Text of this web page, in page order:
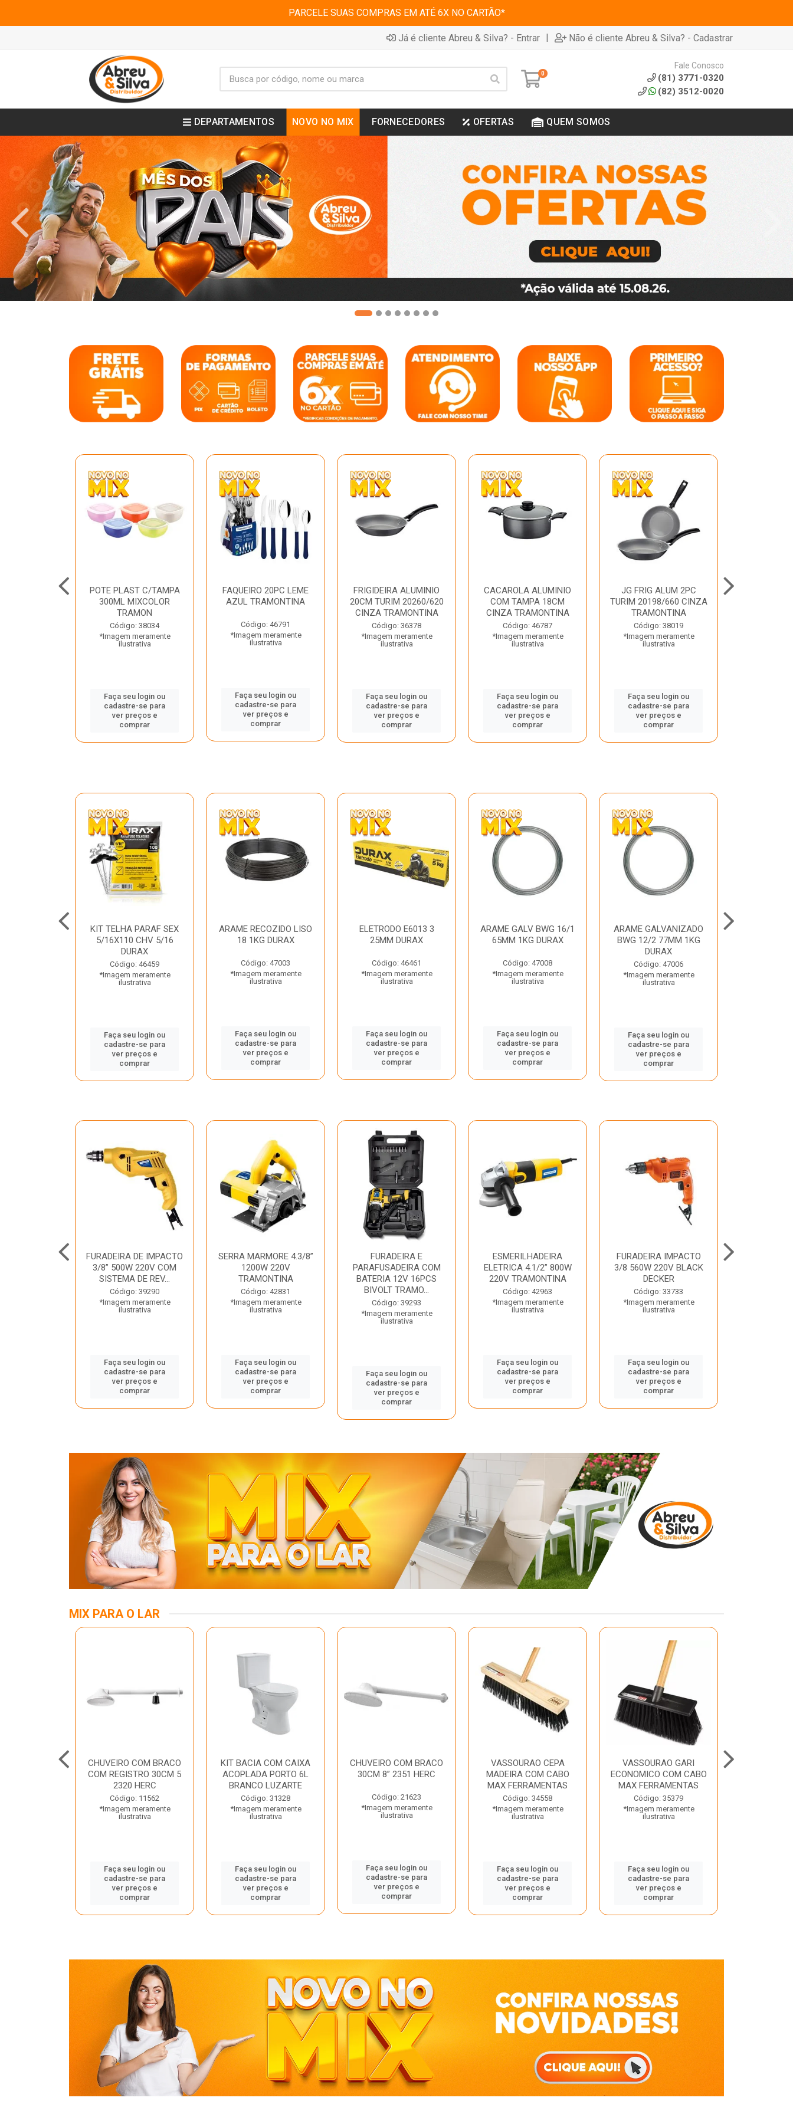
PARCELE SUAS COMPRAS EM ATÉ 6X NO CARTÃO*
Já é cliente Abreu & Silva? - Entrar | Não é cliente Abreu & Silva? - Cadastrar
0
Fale Conosco
(81) 3771-0320
(82) 3512-0020
DEPARTAMENTOS NOVO NO MIX FORNECEDORES OFERTAS QUEM SOMOS
POTE PLAST C/TAMPA
300ML MIXCOLOR
TRAMON
Código: 38034
*Imagem meramente
ilustrativa
Faça seu login ou
cadastre-se para
ver preços e
comprar
FAQUEIRO 20PC LEME
AZUL TRAMONTINA
Código: 46791
*Imagem meramente
ilustrativa
Faça seu login ou
cadastre-se para
ver preços e
comprar
FRIGIDEIRA ALUMINIO
20CM TURIM 20260/620
CINZA TRAMONTINA
Código: 36378
*Imagem meramente
ilustrativa
Faça seu login ou
cadastre-se para
ver preços e
comprar
CACAROLA ALUMINIO
COM TAMPA 18CM
CINZA TRAMONTINA
Código: 46787
*Imagem meramente
ilustrativa
Faça seu login ou
cadastre-se para
ver preços e
comprar
JG FRIG ALUM 2PC
TURIM 20198/660 CINZA
TRAMONTINA
Código: 38019
*Imagem meramente
ilustrativa
Faça seu login ou
cadastre-se para
ver preços e
comprar
KIT TELHA PARAF SEX
5/16X110 CHV 5/16
DURAX
Código: 46459
*Imagem meramente
ilustrativa
Faça seu login ou
cadastre-se para
ver preços e
comprar
ARAME RECOZIDO LISO
18 1KG DURAX
Código: 47003
*Imagem meramente
ilustrativa
Faça seu login ou
cadastre-se para
ver preços e
comprar
ELETRODO E6013 3
25MM DURAX
Código: 46461
*Imagem meramente
ilustrativa
Faça seu login ou
cadastre-se para
ver preços e
comprar
ARAME GALV BWG 16/1
65MM 1KG DURAX
Código: 47008
*Imagem meramente
ilustrativa
Faça seu login ou
cadastre-se para
ver preços e
comprar
ARAME GALVANIZADO
BWG 12/2 77MM 1KG
DURAX
Código: 47006
*Imagem meramente
ilustrativa
Faça seu login ou
cadastre-se para
ver preços e
comprar
FURADEIRA DE IMPACTO
3/8” 500W 220V COM
SISTEMA DE REV...
Código: 39290
*Imagem meramente
ilustrativa
Faça seu login ou
cadastre-se para
ver preços e
comprar
SERRA MARMORE 4.3/8”
1200W 220V
TRAMONTINA
Código: 42831
*Imagem meramente
ilustrativa
Faça seu login ou
cadastre-se para
ver preços e
comprar
FURADEIRA E
PARAFUSADEIRA COM
BATERIA 12V 16PCS
BIVOLT TRAMO...
Código: 39293
*Imagem meramente
ilustrativa
Faça seu login ou
cadastre-se para
ver preços e
comprar
ESMERILHADEIRA
ELETRICA 4.1/2” 800W
220V TRAMONTINA
Código: 42963
*Imagem meramente
ilustrativa
Faça seu login ou
cadastre-se para
ver preços e
comprar
FURADEIRA IMPACTO
3/8 560W 220V BLACK
DECKER
Código: 33733
*Imagem meramente
ilustrativa
Faça seu login ou
cadastre-se para
ver preços e
comprar
MIX PARA O LAR
CHUVEIRO COM BRACO
COM REGISTRO 30CM 5
2320 HERC
Código: 11562
*Imagem meramente
ilustrativa
Faça seu login ou
cadastre-se para
ver preços e
comprar
KIT BACIA COM CAIXA
ACOPLADA PORTO 6L
BRANCO LUZARTE
Código: 31328
*Imagem meramente
ilustrativa
Faça seu login ou
cadastre-se para
ver preços e
comprar
CHUVEIRO COM BRACO
30CM 8” 2351 HERC
Código: 21623
*Imagem meramente
ilustrativa
Faça seu login ou
cadastre-se para
ver preços e
comprar
VASSOURAO CEPA
MADEIRA COM CABO
MAX FERRAMENTAS
Código: 34558
*Imagem meramente
ilustrativa
Faça seu login ou
cadastre-se para
ver preços e
comprar
VASSOURAO GARI
ECONOMICO COM CABO
MAX FERRAMENTAS
Código: 35379
*Imagem meramente
ilustrativa
Faça seu login ou
cadastre-se para
ver preços e
comprar